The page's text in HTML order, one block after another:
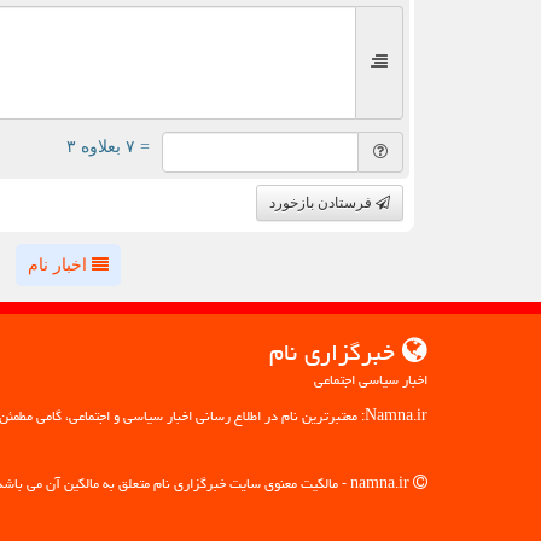
= ۷ بعلاوه ۳
فرستادن بازخورد
اخبار نام
خبرگزاری نام
اخبار سیاسی اجتماعی
Namna.ir: معتبرترین نام در اطلاع رسانی اخبار سیاسی و اجتماعی، گامی مطمئن به سوی آگاهی